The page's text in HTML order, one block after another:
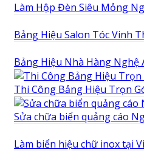
Làm Hộp Đèn Siêu Mỏng
Bảng Hiệu Salon Tóc Vinh
Bảng Hiệu Nhà Hàng Nghệ
Thi Công Bảng Hiệu Trọn
Sửa chữa biển quảng cáo
Làm biển hiệu chữ inox tại